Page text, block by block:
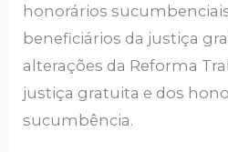
honorários
beneficiários da justiça
alterações da Reforma
justiça gratuita e dos
sucumbência.